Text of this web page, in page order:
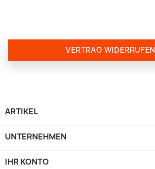
VERTRAG WIDERRUFEN
ARTIKEL
UNTERNEHMEN
IHR KONTO